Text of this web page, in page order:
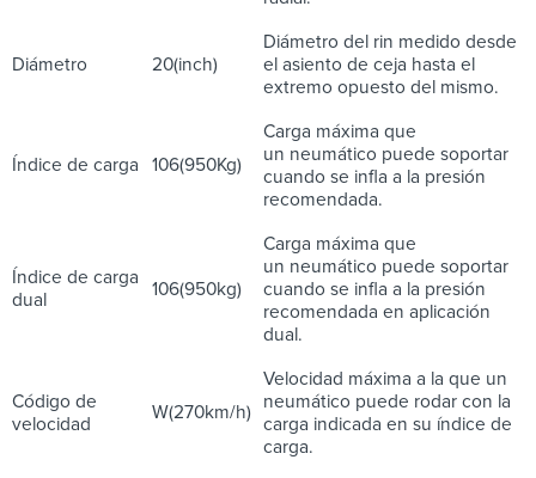
Diámetro 20(inch)
Diámetro del rin medido desde
el asiento de ceja hasta el
extremo opuesto del mismo.
Índice de carga 106(950Kg)
Carga máxima que
un neumático puede soportar
cuando se infla a la presión
recomendada.
Índice de carga
dual
106(950kg)
Carga máxima que
un neumático puede soportar
cuando se infla a la presión
recomendada en aplicación
dual.
Código de
velocidad
W(270km/h)
Velocidad máxima a la que un
neumático puede rodar con la
carga indicada en su índice de
carga.